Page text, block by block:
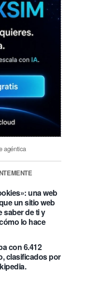
agéntica
una web
un sitio web
saber de ti y
lo hace
con 6.412
clasificados por